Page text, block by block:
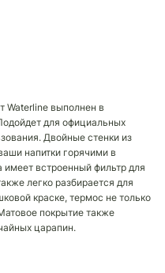
Waterline выполнен в
для официальных
Двойные стенки из
напитки горячими в
встроенный фильтр для
легко разбирается для
краске, термос не только
покрытие также
царапин.